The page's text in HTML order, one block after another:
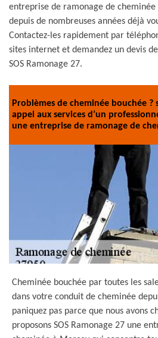
entreprise de ramonage de
depuis de nombreuses années déjà
Contactez-les rapidement par
sites internet et demandez un devis
SOS Ramonage 27.
Problèmes de cheminée bouchée ?
appel aux services d’un
une entreprise de ramonage de
Cheminée bouchée par toutes les
dans votre conduit de cheminée
paniquez pas parce que nous avons
proposons SOS Ramonage 27 une